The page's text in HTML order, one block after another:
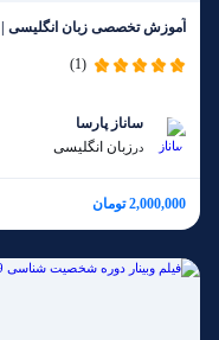
آموزش تخصصی زبان انگلیسی |
(1)
ساناز پارسا
در زبان انگلیسی
2,000,000 تومان